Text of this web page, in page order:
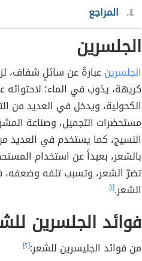
٤ المراجع
الجلسرين
الجلسرينعبارةٌ عن سائلٍ شفاف،
كريهة، يذوب في الماء؛
الكحولية، ويدخل في العديد من
مستحضرات التجميل، وصناعة
النسيج، كما يستخدم في العديد
بالشعر، بعيداً عن استخدام
تضرّ الشعر، وتسبب تلفه وضعفه،
الشعر.[١]
فوائد الجلسرين
من فوائد الجليسرين للشعر:[٢]